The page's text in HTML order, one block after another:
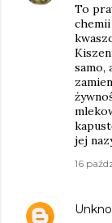
To
samo,
jej
16